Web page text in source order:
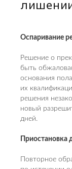
Оспаривание
Решение о
быть
основания
их
решения
новый
дней.
Приостановка
Повторное